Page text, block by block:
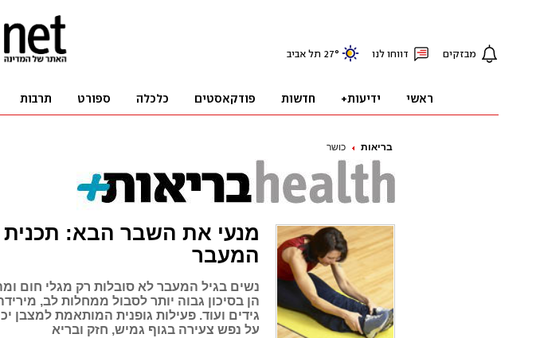
בריאות כושר
מנעי את השבר הבא: תכנית
המעבר
נשים בגיל המעבר לא סובלות רק מגלי חום
הן בסיכון גבוה יותר לסבול ממחלות לב,
גידים ועוד. פעילות גופנית המותאמת למצבן
על נפש צעירה בגוף גמיש, חזק ובריא